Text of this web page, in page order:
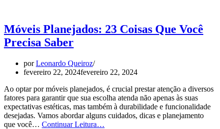
Móveis Planejados: 23 Coisas Que Você
Precisa Saber
porLeonardo Queiroz
fevereiro 22, 2024fevereiro 22, 2024
Ao optar por móveis planejados, é crucial prestar atenção a diversos
fatores para garantir que sua escolha atenda não apenas às suas
expectativas estéticas, mas também à durabilidade e funcionalidade
desejadas. Vamos abordar alguns cuidados, dicas e planejamento
que você… Continuar Leitura…